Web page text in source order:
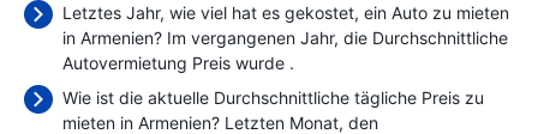
Letztes Jahr, wie viel hat es gekostet, ein Auto zu mieten
in Armenien? Im vergangenen Jahr, die Durchschnittliche
Autovermietung Preis wurde .
Wie ist die aktuelle Durchschnittliche tägliche Preis zu
mieten in Armenien? Letzten Monat, den